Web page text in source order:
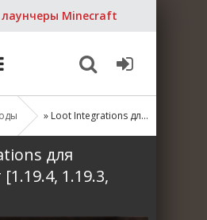
лаунчеры Minecraft
» Loot Integrations для Майнкрафт [1.19.4, 1.19.3, 1.19.2]
для
1.19.3,